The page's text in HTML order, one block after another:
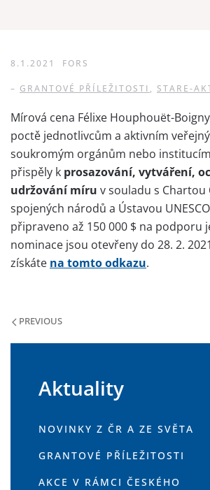
8.1.2021 FORS
– GRANTOVÉ PŘÍLEŽITOSTI , STARE-
Mírová cena Félixe Houphouët-
poctě jednotlivcům a aktivním
soukromým orgánům nebo
přispěly k prosazování, vytváření,
udržování míru v souladu s Chartou
spojených národů a Ústavou
připraveno až 150 000 $ na podporu
nominace jsou otevřeny do 28. 2.
získáte na tomto odkazu.
PREVIOUS
Aktuality
NOVINKY Z ČR A ZE SVĚTA
GRANTOVÉ PŘÍLEŽITOSTI
AKCE V RÁMCI ČESKÉHO